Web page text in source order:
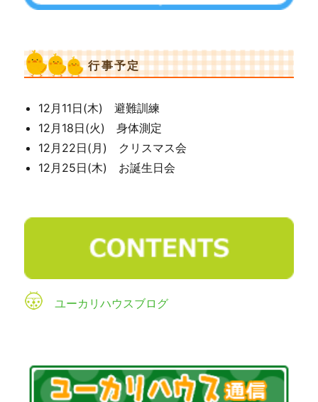
行事予定
12月11日(木) 避難訓練
12月18日(火) 身体測定
12月22日(月) クリスマス会
12月25日(木) お誕生日会
ユーカリハウスブログ